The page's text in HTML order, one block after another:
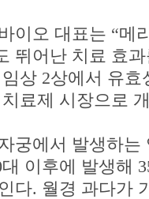
이오 대표는 “메
뛰어난 치료 효
상 2상에서 유
료제 시장으로
궁에서 발생하
이후에 발생해
다. 월경 과다가